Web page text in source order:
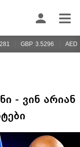
GBP 3.5296 AED
- ვინ არიან